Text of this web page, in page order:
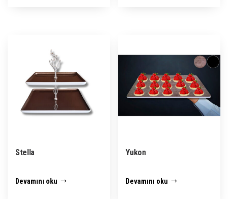
Stella
Devamını oku
Yukon
Devamını oku